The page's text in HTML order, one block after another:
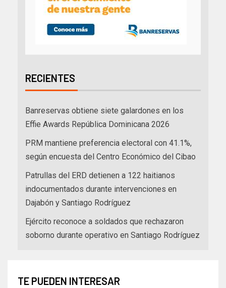
RECIENTES
Banreservas obtiene siete galardones en los
Effie Awards República Dominicana 2026
PRM mantiene preferencia electoral con 41.1%,
según encuesta del Centro Económico del Cibao
Patrullas del ERD detienen a 122 haitianos
indocumentados durante intervenciones en
Dajabón y Santiago Rodríguez
Ejército reconoce a soldados que rechazaron
soborno durante operativo en Santiago Rodríguez
TE PUEDEN INTERESAR